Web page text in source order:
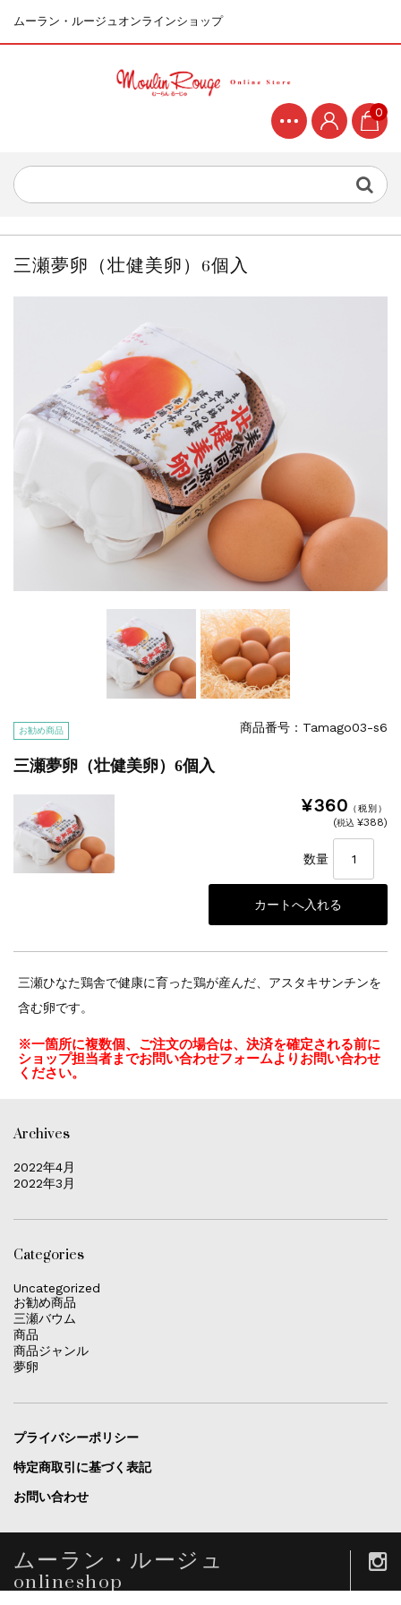
ムーラン・ルージュオンラインショップ
0
三瀬夢卵（壮健美卵）6個入
お勧め商品 商品番号：Tamago03-s6
三瀬夢卵（壮健美卵）6個入
¥360 （税別）
(税込 ¥388)
数量
三瀬ひなた鶏舎で健康に育った鶏が産んだ、アスタキサンチンを
含む卵です。
※一箇所に複数個、ご注文の場合は、決済を確定される前に
ショップ担当者までお問い合わせフォームよりお問い合わせ
ください。
Archives
2022年4月
2022年3月
Categories
Uncategorized
お勧め商品
三瀬バウム
商品
商品ジャンル
夢卵
プライバシーポリシー
特定商取引に基づく表記
お問い合わせ
ムーラン・ルージュ
onlineshop